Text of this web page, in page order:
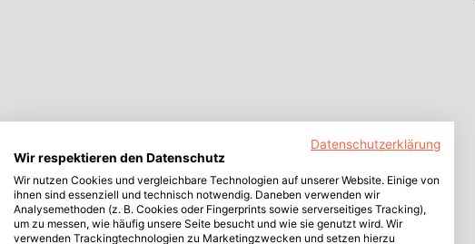
Datenschutzerklärung
Wir respektieren den Datenschutz
Wir nutzen Cookies und vergleichbare Technologien auf unserer Website. Einige von
ihnen sind essenziell und technisch notwendig. Daneben verwenden wir
Analysemethoden (z. B. Cookies oder Fingerprints sowie serverseitiges Tracking),
um zu messen, wie häufig unsere Seite besucht und wie sie genutzt wird. Wir
verwenden Trackingtechnologien zu Marketingzwecken und setzen hierzu